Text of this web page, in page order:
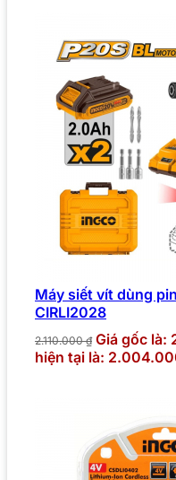
Máy siết vít dùng
CIRLI2028
2.110.000₫ Giá gốc là:
hiện tại là: